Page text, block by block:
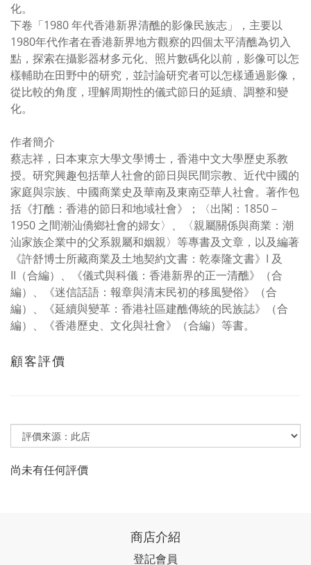
化。
下卷「1980 年代香港新界清醮的影像民族志」，主要以
1980年代作者在香港新界地方觀察的四個太平清醮為切入
點，探索在攝影器材多元化、照片數碼化以前，影像可以怎
樣輔助在田野中的研究，並討論研究者可以怎樣通過影像，
從比較的角度，理解周期性的儀式節日的延續、調整和變
化。
作者簡介
蔡志祥，日本東京大學文學博士，香港中文大學歷史系教
授。研究興趣包括華人社會的節日與民間宗教、近代中國的
家庭與宗族、中國商業史及華南及東南亞華人社會。著作包
括《打醮：香港的節日和地域社會》；〈出閣：1850－
1950 之間潮汕僑鄉社會的婦女〉、〈親屬關係與商業：潮
汕家族企業中的父系親屬和姻親〉等專書及文章，以及編著
《許舒博士所藏商業及土地契約文書：乾泰隆文書》I 及
II（合編）、《儀式與科儀：香港新界的正一清醮》（合
編）、《迷信話語：報章與清末民初的移風變俗》（合
編）、《延續與變革：香港社區建醮傳統的民族誌》（合
編）、《香港歷史、文化與社會》（合編）等書。
顧客評價
尚未有任何評價
商店介紹
登記會員